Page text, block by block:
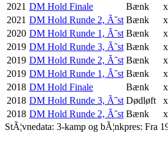
2021 DM Hold Finale Bænk x
2021 DM Hold Runde 2, Ã˜st Bænk x
2020 DM Hold Runde 1, Ã˜st Bænk x
2019 DM Hold Runde 3, Ã˜st Bænk x
2019 DM Hold Runde 2, Ã˜st Bænk x
2019 DM Hold Runde 1, Ã˜st Bænk x
2018 DM Hold Finale Bænk x
2018 DM Hold Runde 3, Ã˜st Dødløft x
2018 DM Hold Runde 2, Ã˜st Bænk x
StÃ¦vnedata: 3-kamp og bÃ¦nkpres: Fra